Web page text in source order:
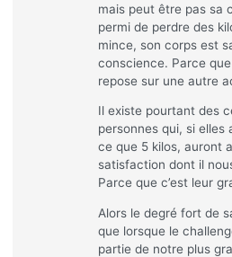
mais peut être pas sa
permi de perdre des
mince, son corps est
conscience. Parce
repose sur une autre
Il existe pourtant des
personnes qui, si
ce que 5 kilos, auront
satisfaction dont il
Parce que c’est leur
Alors le degré fort de
que lorsque le
partie de notre plus